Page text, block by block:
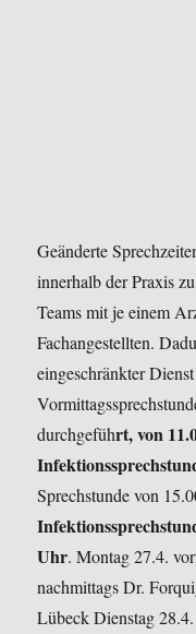
Geänderte
innerhalb der Praxis
Teams mit je einem
Fachangestellten.
eingeschränkter
durchgeführt, von
Sprechstunde von
Uhr.Montag 27.4.
nachmittags Dr.
LübeckDienstag